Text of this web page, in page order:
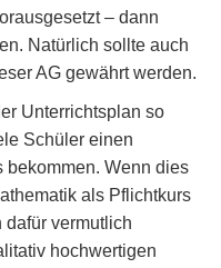
– dann
Natürlich sollte auch
AG gewährt werden.
Unterrichtsplan so
Schüler einen
Wenn dies
als Pflichtkurs
vermutlich
hochwertigen